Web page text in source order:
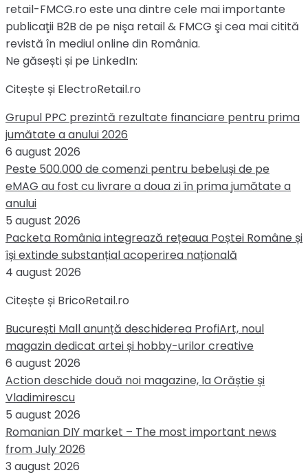
retail-FMCG.ro este una dintre cele mai importante
publicaţii B2B de pe nişa retail & FMCG şi cea mai citită
revistă în mediul online din România.
Ne găsești și pe LinkedIn:
Citește și ElectroRetail.ro
Grupul PPC prezintă rezultate financiare pentru prima
jumătate a anului 2026
6 august 2026
Peste 500.000 de comenzi pentru bebeluși de pe
eMAG au fost cu livrare a doua zi în prima jumătate a
anului
5 august 2026
Packeta România integrează rețeaua Poștei Române și
își extinde substanțial acoperirea națională
4 august 2026
Citește și BricoRetail.ro
București Mall anunță deschiderea ProfiArt, noul
magazin dedicat artei și hobby-urilor creative
6 august 2026
Action deschide două noi magazine, la Orăștie și
Vladimirescu
5 august 2026
Romanian DIY market – The most important news
from July 2026
3 august 2026